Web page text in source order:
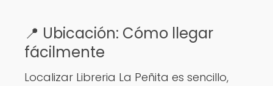
📍 Ubicación: Cómo llegar
fácilmente
Localizar Libreria La Peñita es sencillo,